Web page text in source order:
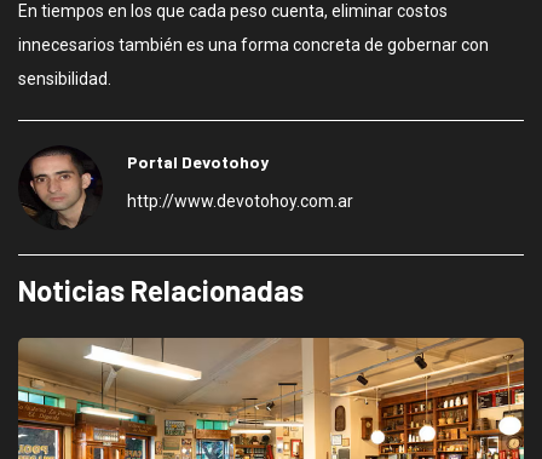
En tiempos en los que cada peso cuenta, eliminar costos
innecesarios también es una forma concreta de gobernar con
sensibilidad.
Portal Devotohoy
http://www.devotohoy.com.ar
Noticias Relacionadas